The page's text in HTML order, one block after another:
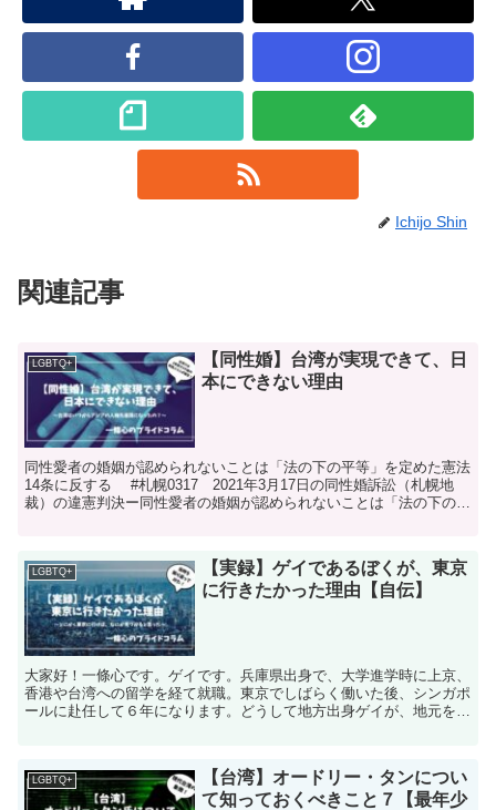
Ichijo Shin
関連記事
LGBTQ+
【同性婚】台湾が実現できて、日
本にできない理由
同性愛者の婚姻が認められないことは「法の下の平等」を定めた憲法
14条に反する #札幌0317 2021年3月17日の同性婚訴訟（札幌地
裁）の違憲判決ー同性愛者の婚姻が認められないことは「法の下の平
LGBTQ+
【実録】ゲイであるぼくが、東京
に行きたかった理由【自伝】
大家好！一條心です。ゲイです。兵庫県出身で、大学進学時に上京、
香港や台湾への留学を経て就職。東京でしばらく働いた後、シンガポ
ールに赴任して６年になります。どうして地方出身ゲイが、地元を離
LGBTQ+
【台湾】オードリー・タンについ
て知っておくべきこと７【最年少